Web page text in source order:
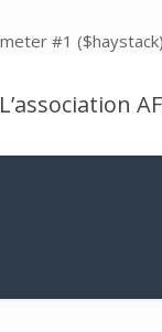
#1
L’association